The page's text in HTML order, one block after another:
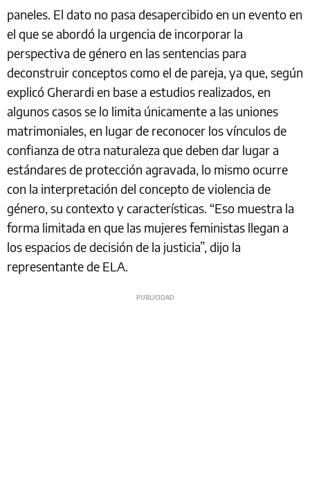
paneles. El dato no pasa desapercibido en un evento en
el que se abordó la urgencia de incorporar la
perspectiva de género en las sentencias para
deconstruir conceptos como el de pareja, ya que, según
explicó Gherardi en base a estudios realizados, en
algunos casos se lo limita únicamente a las uniones
matrimoniales, en lugar de reconocer los vínculos de
confianza de otra naturaleza que deben dar lugar a
estándares de protección agravada, lo mismo ocurre
con la interpretación del concepto de violencia de
género, su contexto y características. “Eso muestra la
forma limitada en que las mujeres feministas llegan a
los espacios de decisión de la justicia”, dijo la
representante de ELA.